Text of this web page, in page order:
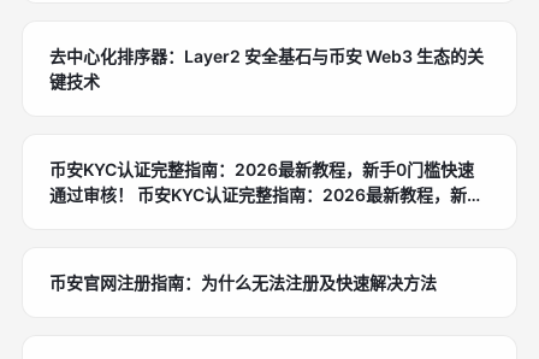
去中心化排序器：Layer2 安全基石与币安 Web3 生态的关
键技术
币安KYC认证完整指南：2026最新教程，新手0门槛快速
通过审核！ 币安KYC认证完整指南：2026最新教程，新手
币安官网注册指南：为什么无法注册及快速解决方法